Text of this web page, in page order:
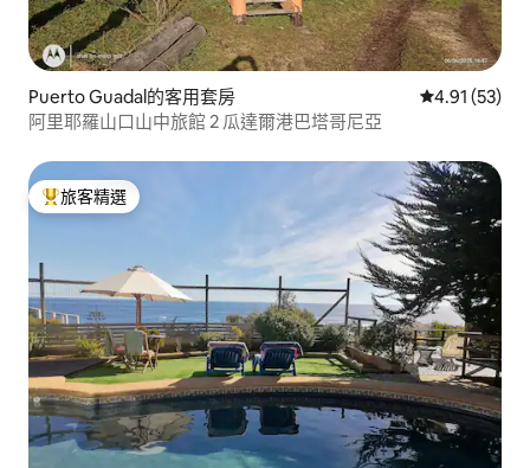
Puerto Guadal的客用套房 從 53 則評價
4.91 (53)
阿里耶羅山口山中旅館 2 瓜達爾港巴塔哥尼亞
旅客精選榜首
旅客精選